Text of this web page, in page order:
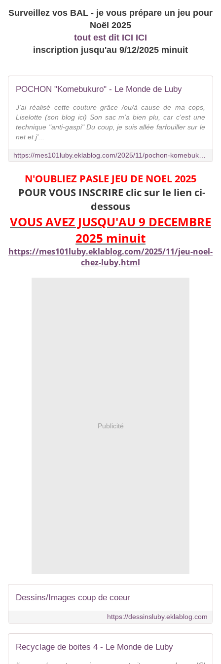
Surveillez vos BAL - je vous prépare un jeu pour
Noël 2025
tout est dit ICI ICI
inscription jusqu'au 9/12/2025 minuit
POCHON "Komebukuro" - Le Monde de Luby
J'ai réalisé cette couture grâce /ou/à cause de ma cops,
Liselotte (son blog ici) Son sac m'a bien plu, car c'est une
technique "anti-gaspi" Du coup, je suis allée farfouiller sur le
net et j'...
N'OUBLIEZ PASLE JEU DE NOEL 2025
POUR VOUS INSCRIRE clic sur le lien ci-
dessous
VOUS AVEZ JUSQU'AU 9 DECEMBRE
2025 minuit
https://mes101luby.eklablog.com/2025/11/jeu-noel-
chez-luby.html
Publicité
Dessins/Images coup de coeur
https://dessinsluby.eklablog.com
Recyclage de boites 4 - Le Monde de Luby